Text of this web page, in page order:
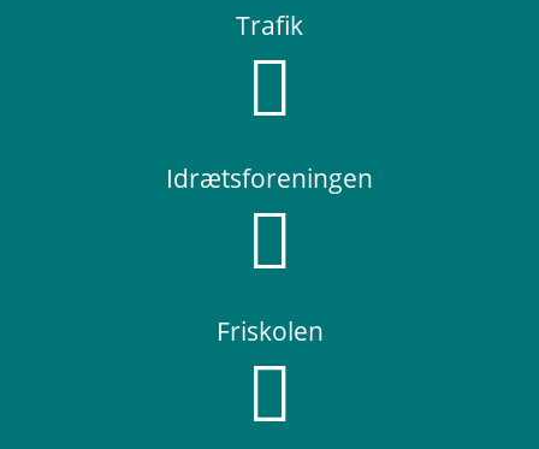
Trafik

Idrætsforeningen

Friskolen
